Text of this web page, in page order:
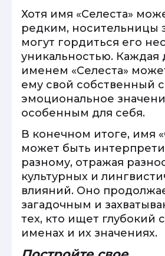
Хотя имя «Селеста»
редким, носительницы
могут гордиться его
уникальностью. Каждая
именем «Селеста»
ему свой собственный
эмоциональное
особенным для себя.
В конечном итоге, имя
может быть
разному, отражая
культурных и
влияний. Оно
загадочным и
тех, кто ищет глубокий
именах и их значениях.